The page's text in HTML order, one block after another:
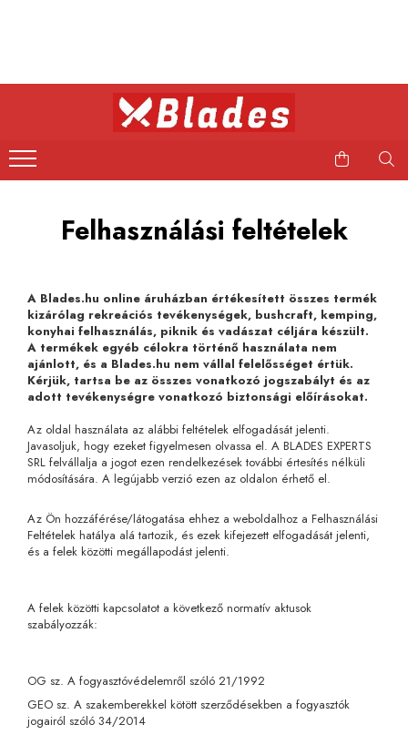
Konyhai kések
Bushcraft kések
Japán kések
Felhasználási feltételek
A Blades.hu online áruházban értékesített összes termék
kizárólag rekreációs tevékenységek, bushcraft, kemping,
konyhai felhasználás, piknik és vadászat céljára készült.
A termékek egyéb célokra történő használata nem
ajánlott, és a Blades.hu nem vállal felelősséget értük.
Kérjük, tartsa be az összes vonatkozó jogszabályt és az
adott tevékenységre vonatkozó biztonsági előírásokat.
Az oldal használata az alábbi feltételek elfogadását jelenti.
Javasoljuk, hogy ezeket figyelmesen olvassa el. A BLADES EXPERTS
SRL felvállalja a jogot ezen rendelkezések további értesítés nélküli
módosítására. A legújabb verzió ezen az oldalon érhető el.
Az Ön hozzáférése/látogatása ehhez a weboldalhoz a Felhasználási
Feltételek hatálya alá tartozik, és ezek kifejezett elfogadását jelenti,
és a felek közötti megállapodást jelenti.
A felek közötti kapcsolatot a következő normatív aktusok
szabályozzák:
OG sz. A fogyasztóvédelemről szóló 21/1992
GEO sz. A szakemberekkel kötött szerződésekben a fogyasztók
jogairól szóló 34/2014